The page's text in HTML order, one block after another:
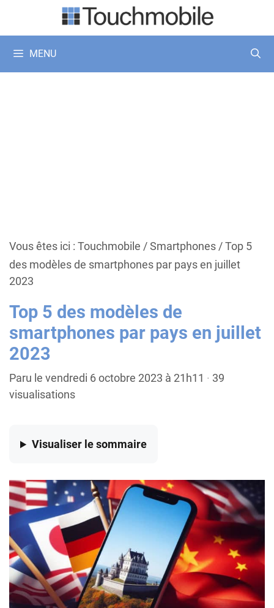
MENU
Vous êtes ici : Touchmobile /Smartphones/Top 5
des modèles de smartphones par pays en juillet
2023
Top 5 des modèles de
smartphones par pays en juillet
2023
Paru le vendredi 6 octobre 2023 à 21h11 · 39
visualisations
Visualiser le sommaire